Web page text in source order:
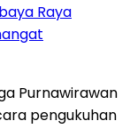
Raya
Purnawirawan
pengukuhan